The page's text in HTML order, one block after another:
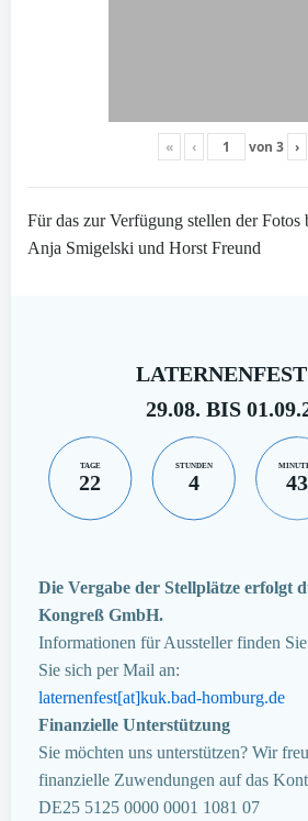
« ‹ von 3 ›
Für das zur Verfügung stellen der Fotos
Anja Smigelski und Horst Freund
LATERNENFEST
29.08. BIS
TAGE
22
STUNDEN
4 43
Die Vergabe der Stellplätze erfolgt
Kongreß GmbH.
Informationen für Aussteller finden Sie
Sie sich per Mail an:
laternenfest[at]kuk.bad-homburg.de
Finanzielle Unterstützung
Sie möchten uns unterstützen? Wir
finanzielle Zuwendungen auf das
DE25 5125 0000 0001 1081 07